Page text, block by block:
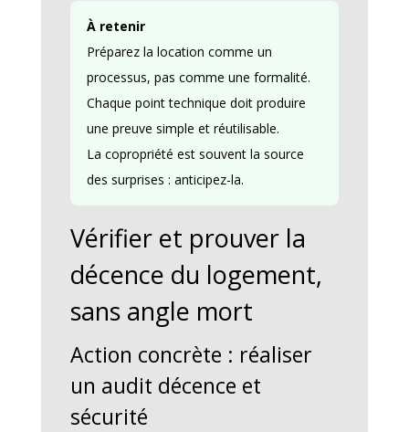
À retenir
Préparez la location comme un
processus, pas comme une formalité.
Chaque point technique doit produire
une preuve simple et réutilisable.
La copropriété est souvent la source
des surprises : anticipez-la.
Vérifier et prouver la
décence du logement,
sans angle mort
Action concrète : réaliser
un audit décence et
sécurité